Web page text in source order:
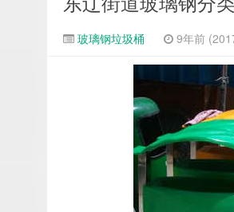
玻璃钢垃圾桶 9年前